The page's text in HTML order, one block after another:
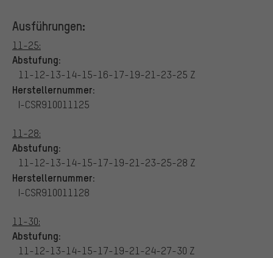
Ausführungen:
11-25:
Abstufung:
11-12-13-14-15-16-17-19-21-23-25 Z
Herstellernummer:
I-CSR910011125
11-28:
Abstufung:
11-12-13-14-15-17-19-21-23-25-28 Z
Herstellernummer:
I-CSR910011128
11-30:
Abstufung:
11-12-13-14-15-17-19-21-24-27-30 Z